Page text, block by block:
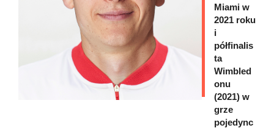
Miami w
2021 roku
i
półfinalis
ta
Wimbled
onu
(2021) w
grze
pojedync